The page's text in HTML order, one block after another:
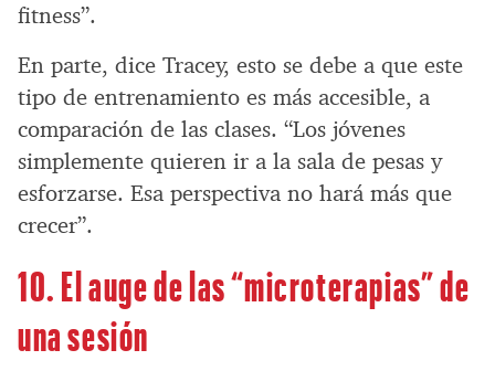
fitness”.
En parte, dice Tracey, esto se debe a que este
tipo de entrenamiento es más accesible, a
comparación de las clases. “Los jóvenes
simplemente quieren ir a la sala de pesas y
esforzarse. Esa perspectiva no hará más que
crecer”.
10. El auge de las “microterapias” de
una sesión